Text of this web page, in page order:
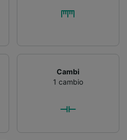
Cambi
1 cambio